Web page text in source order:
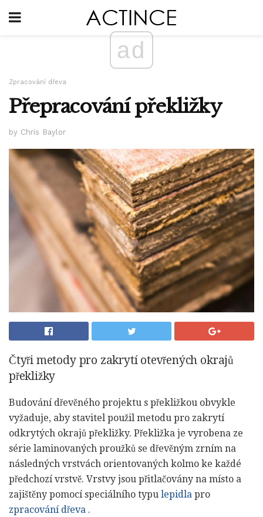
ad
Zpracování dřeva
Přepracování překližky
by Chris Baylor
Čtyři metody pro zakrytí otevřených okrajů
překližky
Budování dřevěného projektu s překližkou obvykle
vyžaduje, aby stavitel použil metodu pro zakrytí
odkrytých okrajů překližky. Překližka je vyrobena ze
série laminovaných proužků se dřevěným zrním na
následných vrstvách orientovaných kolmo ke každé
předchozí vrstvě. Vrstvy jsou přitlačovány na místo a
zajištěny pomocí speciálního typu lepidla pro
zpracování dřeva .